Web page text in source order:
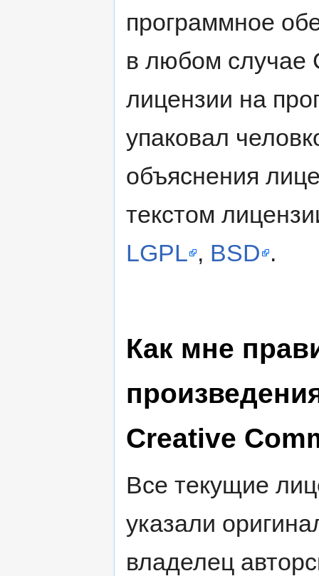
программное
в любом случае
лицензии на
упаковал
объяснения
текстом
LGPL , BSD .
Как мне
Creative
Все текущие
указали
владелец